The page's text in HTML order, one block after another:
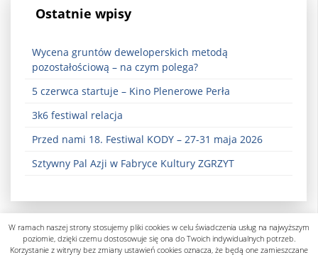
Ostatnie wpisy
Wycena gruntów deweloperskich metodą
pozostałościową – na czym polega?
5 czerwca startuje – Kino Plenerowe Perła
3k6 festiwal relacja
Przed nami 18. Festiwal KODY – 27-31 maja 2026
Sztywny Pal Azji w Fabryce Kultury ZGRZYT
W ramach naszej strony stosujemy pliki cookies w celu świadczenia usług na najwyższym
poziomie, dzięki czemu dostosowuje się ona do Twoich indywidualnych potrzeb.
Korzystanie z witryny bez zmiany ustawień cookies oznacza, że będą one zamieszczane